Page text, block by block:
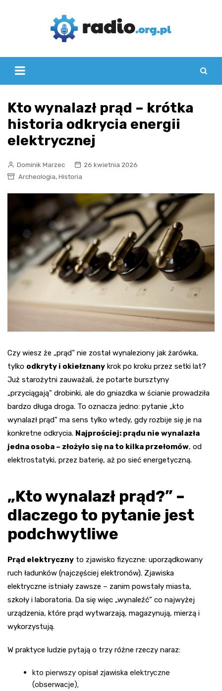
Kto wynalazł prąd – krótka
historia odkrycia energii
elektrycznej
Dominik Marzec
26 kwietnia 2026
Archeologia, Historia
Czy wiesz że „prąd” nie został wynaleziony jak żarówka,
tylko odkryty i okiełznany krok po kroku przez setki lat?
Już starożytni zauważali, że potarte bursztyny
„przyciągają” drobinki, ale do gniazdka w ścianie prowadziła
bardzo długa droga. To oznacza jedno: pytanie „kto
wynalazł prąd” ma sens tylko wtedy, gdy rozbije się je na
konkretne odkrycia. Najprościej: prądu nie wynalazła
jedna osoba – złożyło się na to kilka przełomów, od
elektrostatyki, przez baterię, aż po sieć energetyczną.
„Kto wynalazł prąd?” –
dlaczego to pytanie jest
podchwytliwe
Prąd elektryczny to zjawisko fizyczne: uporządkowany
ruch ładunków (najczęściej elektronów). Zjawiska
elektryczne istniały zawsze – zanim powstały miasta,
szkoły i laboratoria. Da się więc „wynaleźć” co najwyżej
urządzenia, które prąd wytwarzają, magazynują, mierzą i
wykorzystują.
W praktyce ludzie pytają o trzy różne rzeczy naraz:
kto pierwszy opisał zjawiska elektryczne
(obserwacje),